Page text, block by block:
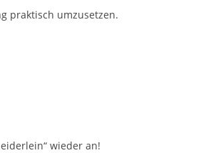
praktisch umzusetzen.
wieder an!